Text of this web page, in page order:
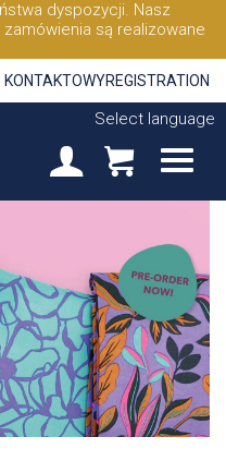
dyspozycji. Nasz
są realizowane
KONTAKTOWYREGISTRATION
Select language